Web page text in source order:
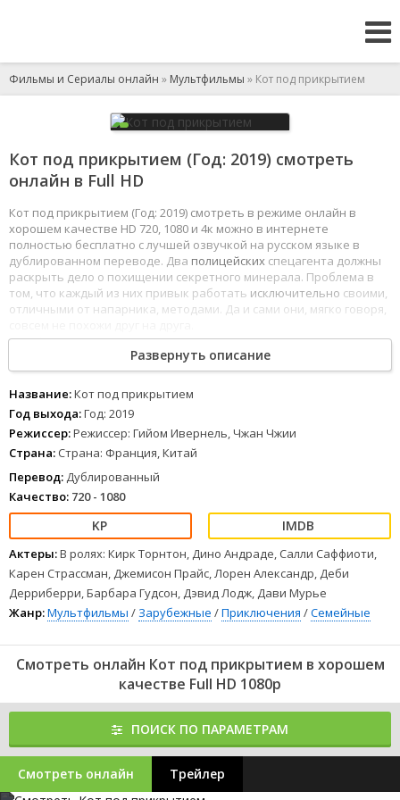
Фильмы и Сериалы онлайн » Мультфильмы » Кот под прикрытием
Кот под прикрытием (Год: 2019) смотреть
онлайн в Full HD
Кот под прикрытием (Год: 2019) смотреть в режиме онлайн в
хорошем качестве HD 720, 1080 и 4к можно в интернете
полностью бесплатно с лучшей озвучкой на русском языке в
дублированном переводе. Два полицейских спецагента должны
раскрыть дело о похищении секретного минерала. Проблема в
том, что каждый из них привык работать исключительно своими,
отличными от напарника, методами. Да и сами они, мягко говоря,
12345 678
Развернуть описание
Название:Кот под прикрытием
Год выхода:Год: 2019
Режиссер:Режиссер: Гийом Ивернель, Чжан Чжии
Страна: Страна: Франция, Китай
Перевод: Дублированный
Качество: 720 - 1080
Актеры:В ролях: Кирк Торнтон, Дино Андраде, Салли Саффиоти,
Карен Страссман, Джемисон Прайс, Лорен Александр, Деби
Дерриберри, Барбара Гудсон, Дэвид Лодж, Дави Мурье
Жанр:Мультфильмы / Зарубежные /Приключения /Семейные
Смотреть онлайн Кот под прикрытием в хорошем
качестве Full HD 1080p
ПОИСК ПО ПАРАМЕТРАМ
Смотреть онлайн Трейлер